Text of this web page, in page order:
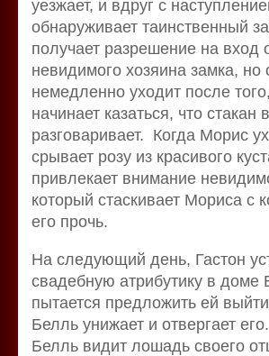
уезжает, и вдруг с
обнаруживает таинственный
получает разрешение на вход
невидимого хозяина замка, но
немедленно уходит после
начинает казаться, что стакан
разговаривает. Когда Морис
срывает розу из красивого
привлекает внимание
который стаскивает Мориса с
его прочь.
На следующий день, Гастон
свадебную атрибутику в доме
пытается предложить ей
Белль унижает и отвергает
Белль видит лошадь своего